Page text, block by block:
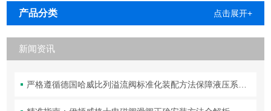
产品分类 点击展开+
新闻资讯
严格遵循德国哈威比列溢流阀标准化装配方法保障液压系统压力调控精准可靠